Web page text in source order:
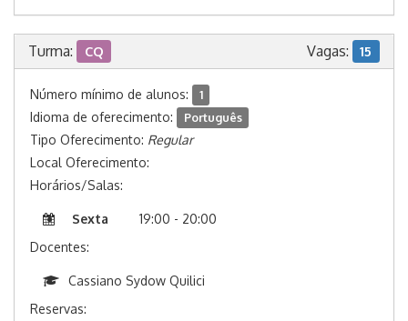
Turma: CQ Vagas: 15
Número mínimo de alunos: 1
Idioma de oferecimento: Português
Tipo Oferecimento: Regular
Local Oferecimento:
Horários/Salas:
Sexta
19:00 - 20:00
Docentes:
Cassiano Sydow Quilici
Reservas: